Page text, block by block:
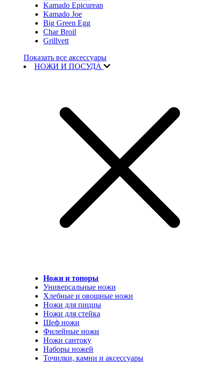
Kamado Epicurean
Kamado Joe
Big Green Egg
Char Broil
Grillvett
Показать все аксессуары
НОЖИ И ПОСУДА
Ножи и топоры
Универсальные ножи
Хлебные и овощные ножи
Ножи для пиццы
Ножи для стейка
Шеф ножи
Филейные ножи
Ножи сантоку
Наборы ножей
Точилки, камни и аксессуары